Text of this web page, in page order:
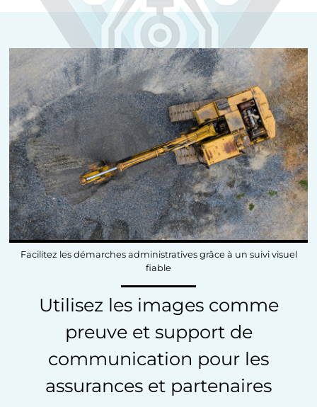
Facilitez les démarches administratives grâce à un suivi visuel
fiable
Utilisez les images comme
preuve et support de
communication pour les
assurances et partenaires